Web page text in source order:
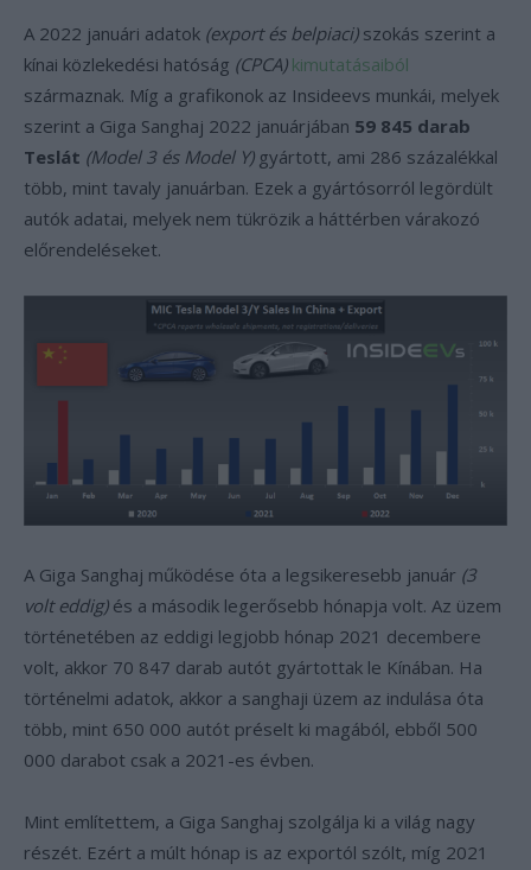
A 2022 januári adatok (export és belpiaci)szokás szerint a
kínai közlekedési hatóság (CPCA) kimutatásaiból
származnak. Míg a grafikonok az Insideevs munkái, melyek
szerint a Giga Sanghaj 2022 januárjában 59 845 darab
Teslát (Model 3 és Model Y)gyártott, ami 286 százalékkal
több, mint tavaly januárban. Ezek a gyártósorról legördült
autók adatai, melyek nem tükrözik a háttérben várakozó
előrendeléseket.
A Giga Sanghaj működése óta a legsikeresebb január (3
volt eddig)és a második legerősebb hónapja volt. Az üzem
történetében az eddigi legjobb hónap 2021 decembere
volt, akkor 70 847 darab autót gyártottak le Kínában. Ha
történelmi adatok, akkor a sanghaji üzem az indulása óta
több, mint 650 000 autót préselt ki magából, ebből 500
000 darabot csak a 2021-es évben.
Mint említettem, a Giga Sanghaj szolgálja ki a világ nagy
részét. Ezért a múlt hónap is az exportól szólt, míg 2021